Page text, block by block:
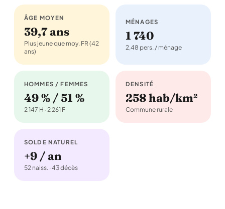
ÂGE MOYEN
39,7 ans
Plus jeune que moy. FR (42
ans)
MÉNAGES
1 740
2,48 pers. / ménage
HOMMES / FEMMES
49 % / 51 %
2 147 H · 2 261 F
DENSITÉ
258 hab/km²
Commune rurale
SOLDE NATUREL
+9 / an
52 naiss. · 43 décès